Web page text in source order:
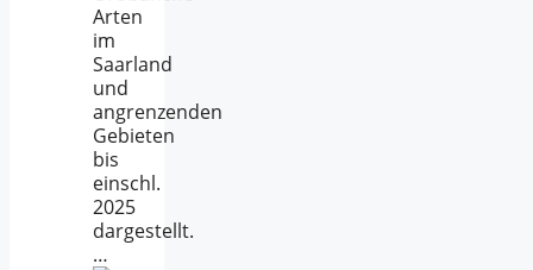
Arten
im
Saarland
und
angrenzenden
Gebieten
bis
einschl.
2025
dargestellt.
…